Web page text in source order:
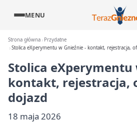
MENU
Strona główna
Przydatne
Stolica eXperymentu w Gnieźnie - kontakt, rejestracja,
Stolica eXperymentu
kontakt, rejestracja,
dojazd
18 maja 2026